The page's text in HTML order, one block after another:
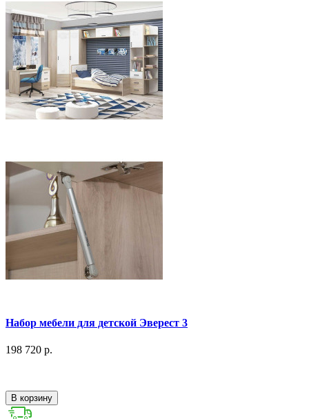
Набор мебели для детской Эверест 3
198 720 р.
В корзину